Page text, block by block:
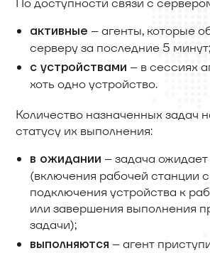
активные – агенты, которые
серверу за последние 5 минут;
с устройствами – в сессиях
хоть одно устройство.
Количество назначенных задач
статусу их выполнения:
в ожидании – задача
(включения рабочей станции
подключения устройства к
или завершения выполнения
задачи);
выполняются – агент